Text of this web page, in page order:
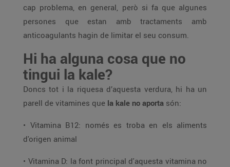
cap problema, en general, però si fa que algunes
persones que estan amb tractaments amb
anticoagulants hagin de limitar el seu consum.
Hi ha alguna cosa que no
tingui la kale?
Doncs tot i la riquesa d’aquesta verdura, hi ha un
parell de vitamines que la kale no aporta són:
• Vitamina B12: només es troba en els aliments
d'origen animal
• Vitamina D: la font principal d'aquesta vitamina no